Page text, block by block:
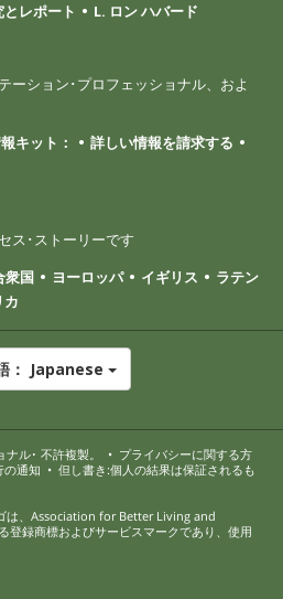
とレポート L. ロン ハバード
ーション･プロフェッショナル、およ
キット：
詳しい情報を請求する
ス･ストーリーです
衆国 ヨーロッパ イギリス
ラテン
カ
： Japanese
ナル･ 不許複製。 • プライバシーに関する方
の通知 • 但し書き:個人の結果は保証されるも
は、Association for Better Living and
録商標およびサービスマークであり、使用